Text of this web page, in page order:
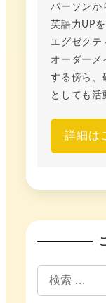
パーソンか
英語力UP
エグゼクテ
オーダーメ
する傍ら、
としても活
詳細は